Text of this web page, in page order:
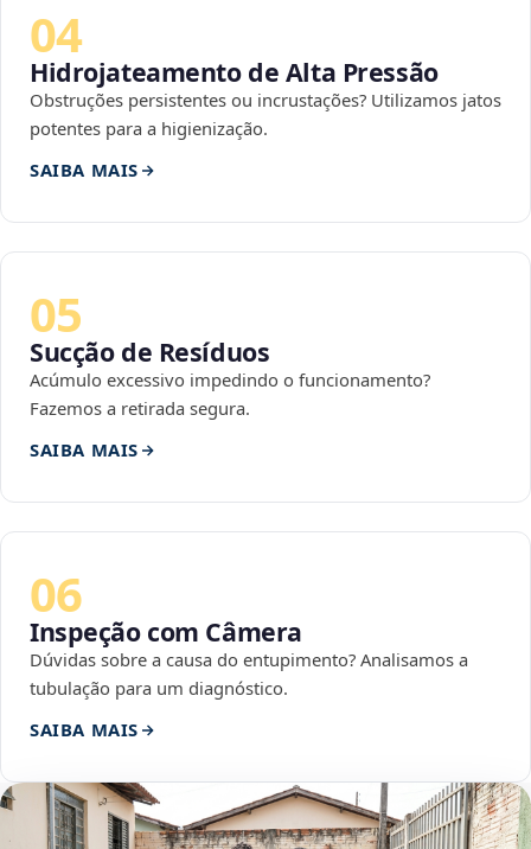
04
Hidrojateamento de Alta Pressão
Obstruções persistentes ou incrustações? Utilizamos jatos
potentes para a higienização.
SAIBA MAIS
05
Sucção de Resíduos
Acúmulo excessivo impedindo o funcionamento?
Fazemos a retirada segura.
SAIBA MAIS
06
Inspeção com Câmera
Dúvidas sobre a causa do entupimento? Analisamos a
tubulação para um diagnóstico.
SAIBA MAIS